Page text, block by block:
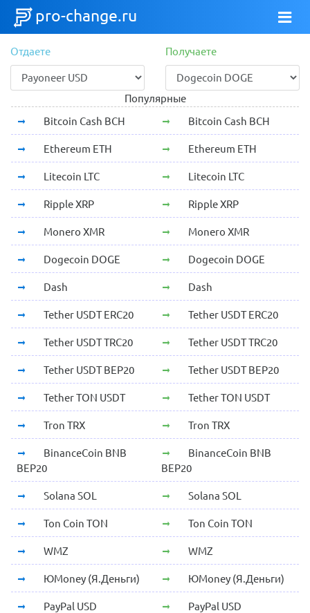
pro-change.ru
Отдаете Получаете
Популярные
Bitcoin Cash BCH
Bitcoin Cash BCH
Ethereum ETH Ethereum ETH
Litecoin LTC Litecoin LTC
Ripple XRP Ripple XRP
Monero XMR Monero XMR
Dogecoin DOGE Dogecoin DOGE
Dash Dash
Tether USDT ERC20 Tether USDT ERC20
Tether USDT TRC20 Tether USDT TRC20
Tether USDT BEP20 Tether USDT BEP20
Tether TON USDT Tether TON USDT
Tron TRX Tron TRX
BinanceCoin BNB
BEP20
BinanceCoin BNB
BEP20
Solana SOL Solana SOL
Ton Coin TON Ton Coin TON
WMZ WMZ
ЮMoney (Я.Деньги) ЮMoney (Я.Деньги)
PayPal USD PayPal USD